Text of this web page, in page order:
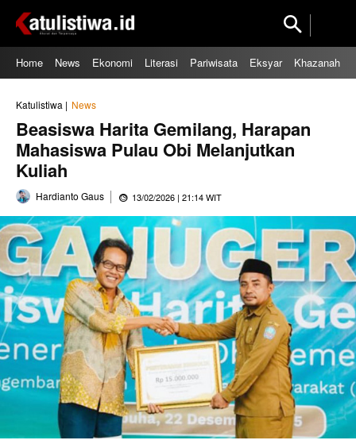
Home News Ekonomi Literasi Pariwisata Eksyar Khazanah
Katulistiwa | News
Beasiswa Harita Gemilang, Harapan
Mahasiswa Pulau Obi Melanjutkan
Kuliah
Hardianto Gaus 13/02/2026 | 21:14 WIT